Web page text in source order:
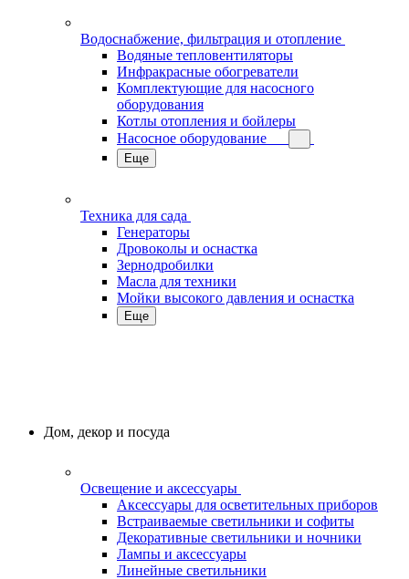
Водоснабжение, фильтрация и отопление
Водяные тепловентиляторы
Инфракрасные обогреватели
Комплектующие для насосного
оборудования
Котлы отопления и бойлеры
Насосное оборудование
Еще
Техника для сада
Генераторы
Дровоколы и оснастка
Зернодробилки
Масла для техники
Мойки высокого давления и оснастка
Еще
Дом, декор и посуда
Освещение и аксессуары
Аксессуары для осветительных приборов
Встраиваемые светильники и софиты
Декоративные светильники и ночники
Лампы и аксессуары
Линейные светильники